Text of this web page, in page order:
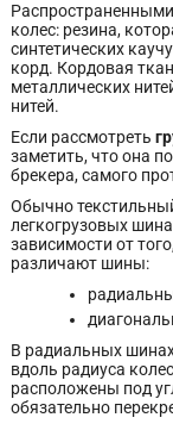
колес: резина,
синтетических
корд. Кордовая
металлических
нитей.
Если рассмотреть
заметить, что она
брекера, самого
Обычно
легкогрузовых
зависимости от
различают шины:
В радиальных
вдоль радиуса
расположены под
обязательно